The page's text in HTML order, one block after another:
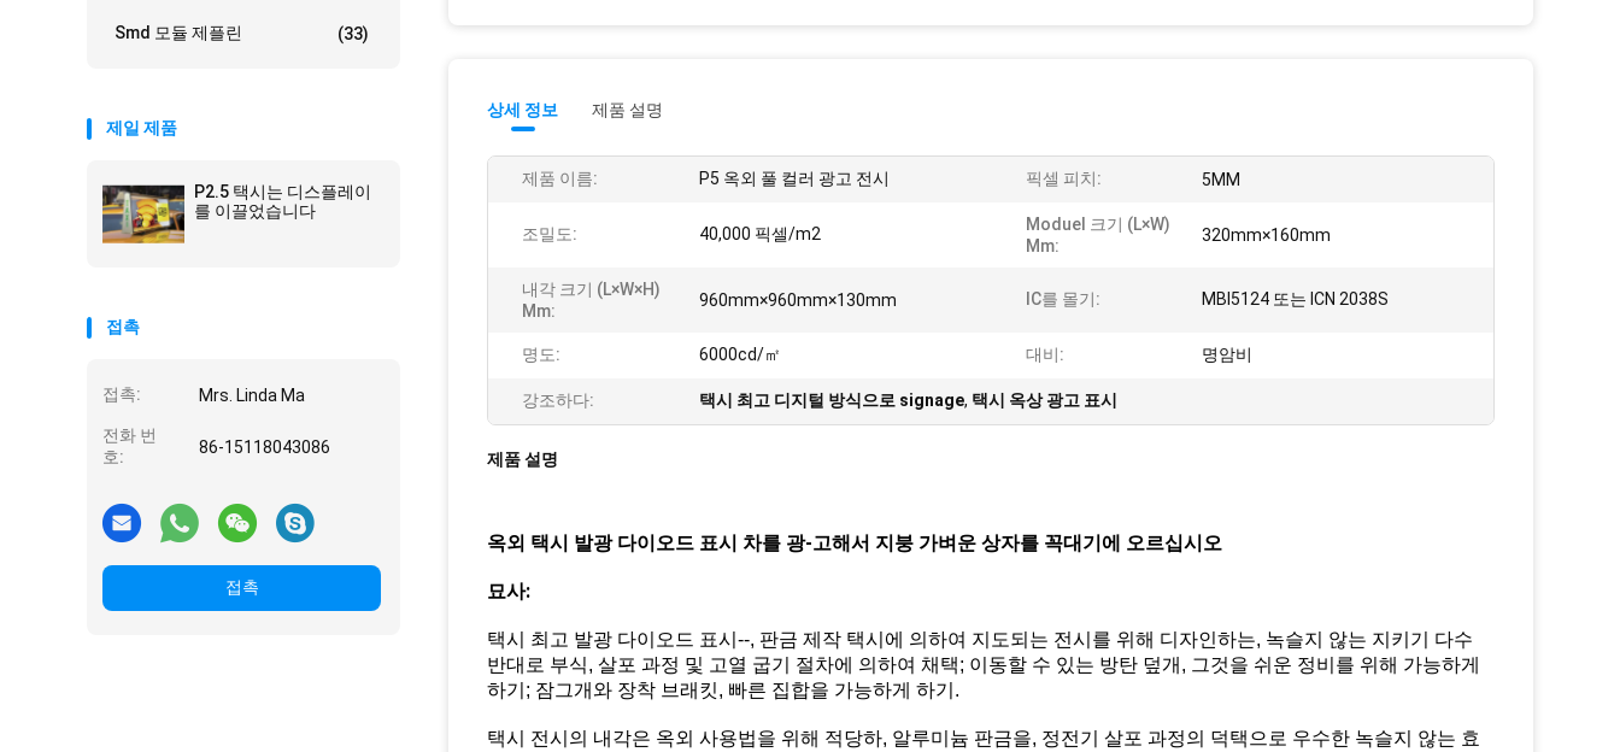
Smd 모듈 제플린 (33)
제일 제품
P2.5 택시는 디스플레이
를 이끌었습니다
접촉
접촉: Mrs. Linda Ma
전화 번
호:
86-15118043086
접촉
상세 정보 제품 설명
제품 이름: P5 옥외 풀 컬러 광고 전시 픽셀 피치: 5MM
조밀도: 40,000 픽셀/m2
Moduel 크기 (L×W)
Mm:
320mm×160mm
내각 크기 (L×W×H)
Mm:
960mm×960mm×130mm IC를 몰기: MBI5124 또는 ICN 2038S
명도: 6000cd/㎡ 대비: 명암비
강조하다: 택시 최고 디지털 방식으로 signage, 택시 옥상 광고 표시
제품 설명
옥외 택시 발광 다이오드 표시 차를 광-고해서 지붕 가벼운 상자를 꼭대기에 오르십시오
묘사:
택시 최고 발광 다이오드 표시--, 판금 제작 택시에 의하여 지도되는 전시를 위해 디자인하는, 녹슬지 않는 지키기 다수
반대로 부식, 살포 과정 및 고열 굽기 절차에 의하여 채택; 이동할 수 있는 방탄 덮개, 그것을 쉬운 정비를 위해 가능하게
하기; 잠그개와 장착 브래킷, 빠른 집합을 가능하게 하기.
택시 전시의 내각은 옥외 사용법을 위해 적당하, 알루미늄 판금을, 정전기 살포 과정의 덕택으로 우수한 녹슬지 않는 효